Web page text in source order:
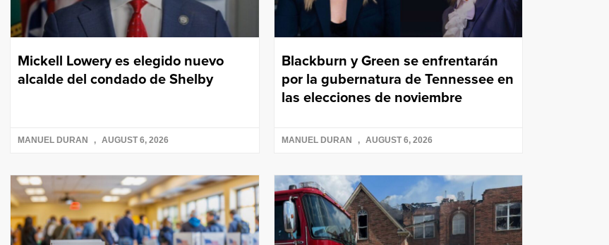
Mickell Lowery es elegido nuevo
alcalde del condado de Shelby
MANUEL DURAN AUGUST 6, 2026
Blackburn y Green se enfrentarán
por la gubernatura de Tennessee en
las elecciones de noviembre
MANUEL DURAN AUGUST 6, 2026